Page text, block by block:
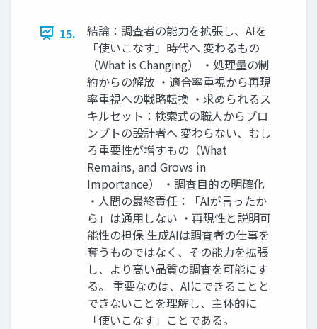
15.
結論：調査者の能力を拡張し、AIを
「使いこなす」時代へ 変わるもの
（What is Changing） ・処理量の制
約からの解放 ・適合率重視から再現
率重視への戦略転換 ・求められるス
キルセット：検索式の職人からプロ
ンプトの設計者へ 変わらない、むし
ろ重要性が増すもの（What
Remains, and Grows in
Importance） ・調査目的の明確化
・人間の最終責任：「AIが言ったか
ら」は通用しない ・再現性と説明可
能性の担保 生成AIは調査者の仕事を
奪うものではなく、その能力を拡張
し、より高い品質の調査を可能にす
る。 重要なのは、AIにできることと
できないことを理解し、主体的に
「使いこなす」ことである。